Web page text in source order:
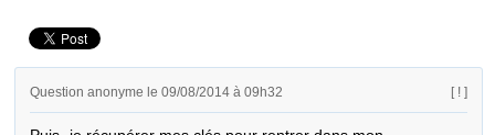
Question anonyme le 09/08/2014 à 09h32 [ ! ]